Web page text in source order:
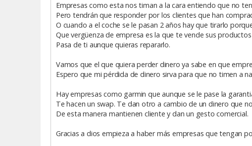
Empresas como esta nos timan a la cara entiendo que no
Pero tendrán que responder por los clientes que han
O cuando a el coche se le pasan 2 años hay que tirarlo
Que vergüenza de empresa es la que te vende sus
Pasa de ti aunque quieras repararlo.
Vamos que el que quiera perder dinero ya sabe en que
Espero que mi pérdida de dinero sirva para que no timen a
Hay empresas como garmin que aunque se le pase la
Te hacen un swap. Te dan otro a cambio de un dinero que
De esta manera mantienen cliente y dan un gesto comercial.
Gracias a dios empieza a haber más empresas que tengan